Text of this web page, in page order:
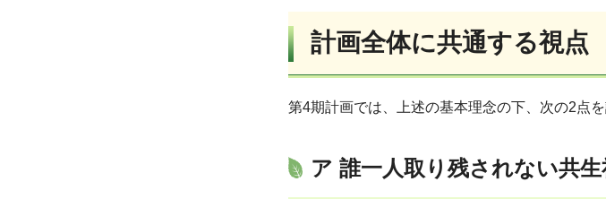
計画全体に共通する視点
第4期計画では、上述の基本理念の下、次の2点
ア 誰一人取り残されない共